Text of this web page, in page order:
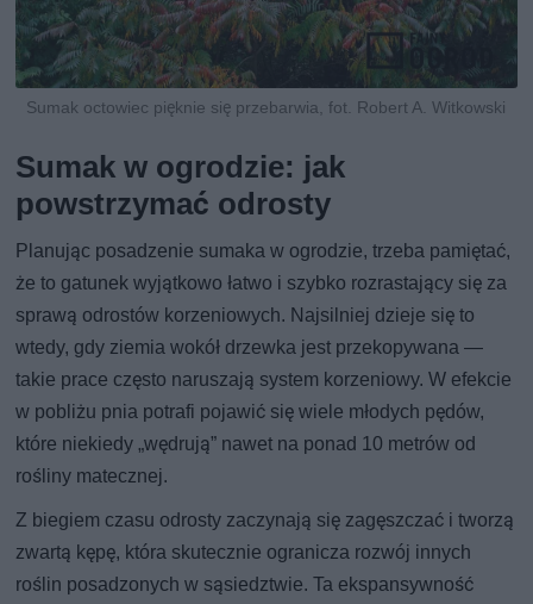
Sumak octowiec pięknie się przebarwia, fot. Robert A. Witkowski
Sumak w ogrodzie: jak
powstrzymać odrosty
Planując posadzenie sumaka w ogrodzie, trzeba pamiętać,
że to gatunek wyjątkowo łatwo i szybko rozrastający się za
sprawą odrostów korzeniowych. Najsilniej dzieje się to
wtedy, gdy ziemia wokół drzewka jest przekopywana —
takie prace często naruszają system korzeniowy. W efekcie
w pobliżu pnia potrafi pojawić się wiele młodych pędów,
które niekiedy „wędrują” nawet na ponad 10 metrów od
rośliny matecznej.
Z biegiem czasu odrosty zaczynają się zagęszczać i tworzą
zwartą kępę, która skutecznie ogranicza rozwój innych
roślin posadzonych w sąsiedztwie. Ta ekspansywność